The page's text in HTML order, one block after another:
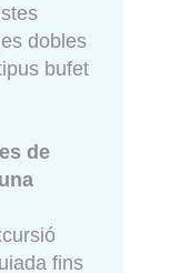
dobles
bufet
de
fins